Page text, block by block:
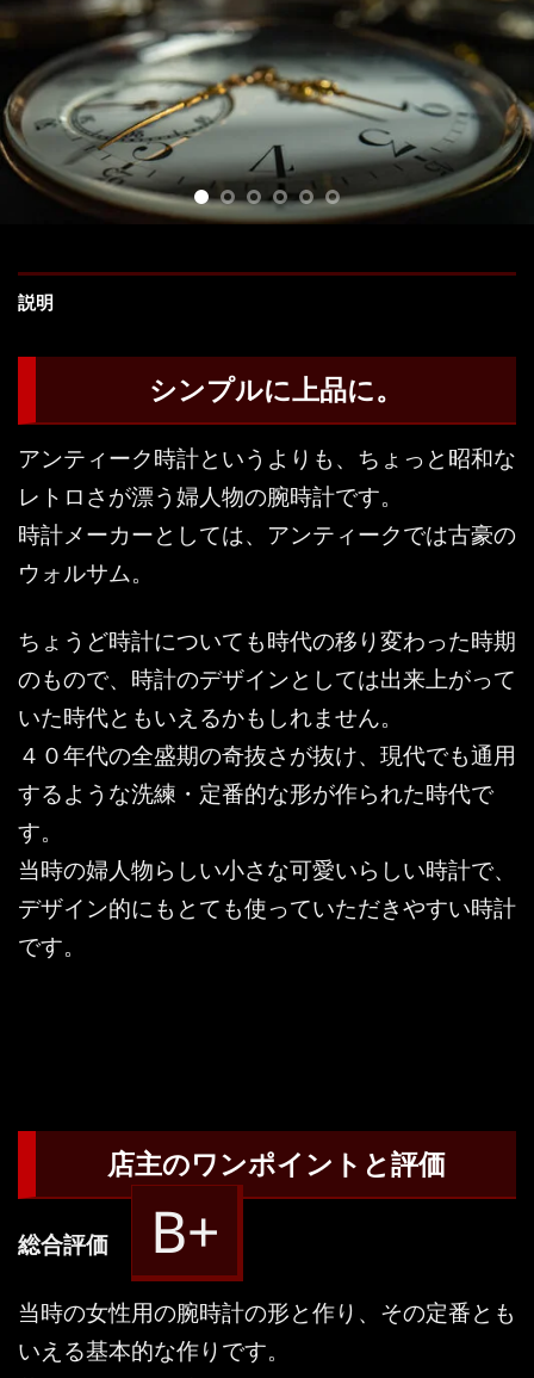
説明
シンプルに上品に。
アンティーク時計というよりも、ちょっと昭和な
レトロさが漂う婦人物の腕時計です。
時計メーカーとしては、アンティークでは古豪の
ウォルサム。
ちょうど時計についても時代の移り変わった時期
のもので、時計のデザインとしては出来上がって
いた時代ともいえるかもしれません。
４０年代の全盛期の奇抜さが抜け、現代でも通用
するような洗練・定番的な形が作られた時代で
す。
当時の婦人物らしい小さな可愛いらしい時計で、
デザイン的にもとても使っていただきやすい時計
です。
店主のワンポイントと評価
総合評価 B+
当時の女性用の腕時計の形と作り、その定番とも
いえる基本的な作りです。